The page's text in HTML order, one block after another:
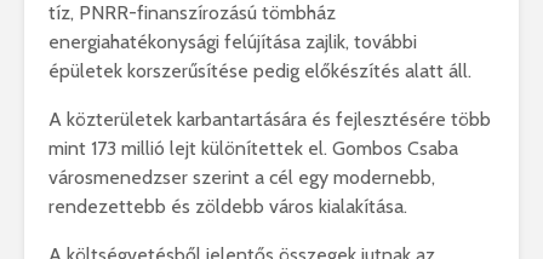
tíz, PNRR-finanszírozású tömbház
energiahatékonysági felújítása zajlik, további
épületek korszerűsítése pedig előkészítés alatt áll.
A közterületek karbantartására és fejlesztésére több
mint 173 millió lejt különítettek el. Gombos Csaba
városmenedzser szerint a cél egy modernebb,
rendezettebb és zöldebb város kialakítása.